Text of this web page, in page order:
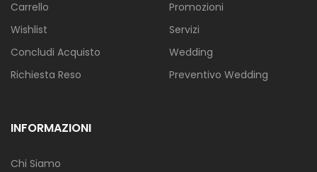
Carrello
Wishlist
Concludi Acquisto
Richiesta Reso
Promozioni
Servizi
Wedding
Preventivo Wedding
INFORMAZIONI
Chi Siamo